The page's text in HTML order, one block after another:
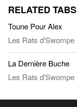
RELATED TABS
Toune Pour Alex
Les Rats d'Swompe
La Dernière Buche
Les Rats d'Swompe